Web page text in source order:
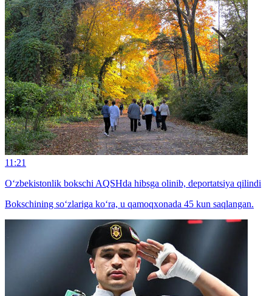
11:21
O‘zbekistonlik bokschi AQSHda hibsga olinib, deportatsiya qilindi
Bokschining so‘zlariga ko‘ra, u qamoqxonada 45 kun saqlangan.